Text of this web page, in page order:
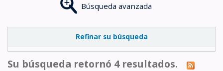
Búsqueda avanzada
Refinar su búsqueda
Su búsqueda retornó 4 resultados.